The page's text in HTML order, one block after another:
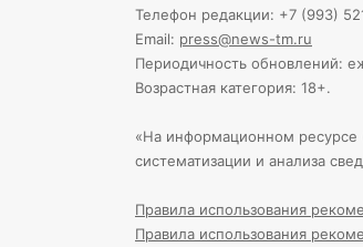
Телефон редакции: +7 (993)
Email: press@news-tm.ru
Периодичность обновлений:
Возрастная категория: 18+.
«На информационном ресурсе
систематизации и анализа
Правила использования
Правила использования